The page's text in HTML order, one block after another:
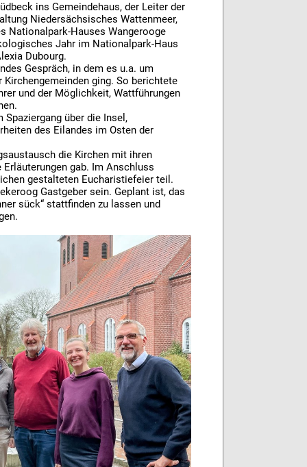
ins Gemeindehaus, der Leiter der
Niedersächsisches Wattenmeer,
Nationalpark-Hauses Wangerooge
Jahr im Nationalpark-Haus
Dubourg.
Gespräch, in dem es u.a. um
ging. So berichtete
und der Möglichkeit, Wattführungen
über die Insel,
des Eilandes im Osten der
die Kirchen mit ihren
gab. Im Anschluss
gestalteten Eucharistiefeier teil.
Gastgeber sein. Geplant ist, das
sück“ stattfinden zu lassen und